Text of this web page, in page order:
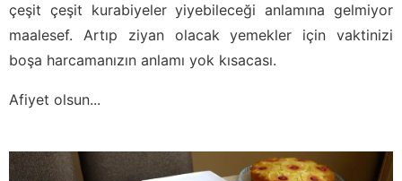
çeşit çeşit kurabiyeler yiyebileceği anlamına gelmiyor
maalesef. Artıp ziyan olacak yemekler için vaktinizi
boşa harcamanızın anlamı yok kısacası.
Afiyet olsun...